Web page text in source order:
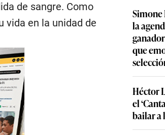
de sangre. Como
vida en la unidad de
Simone
la
que
Héctor
el
bailar a